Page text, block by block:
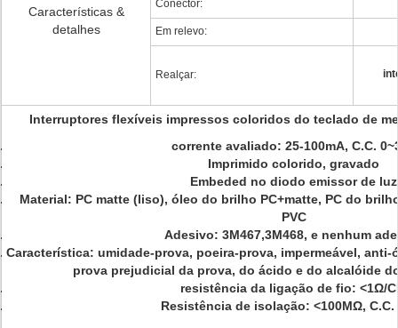
Características &
detalhes
Conector:
Em relevo:
Realçar:
Interruptores flexíveis impressos coloridos do teclado de
corrente avaliado: 25-100mA, C.C.
Imprimido colorido, gravado
Embeded no diodo emissor de luz
Material: PC matte (liso), óleo do brilho PC+matte, PC do
PVC
Adesivo: 3M467,3M468, e nenhum
Característica: umidade-prova, poeira-prova, impermeável,
prova prejudicial da prova, do ácido e do alcalóide
resistência da ligação de fio: <1Ω/
Resistência de isolação: <100MΩ, C.C.